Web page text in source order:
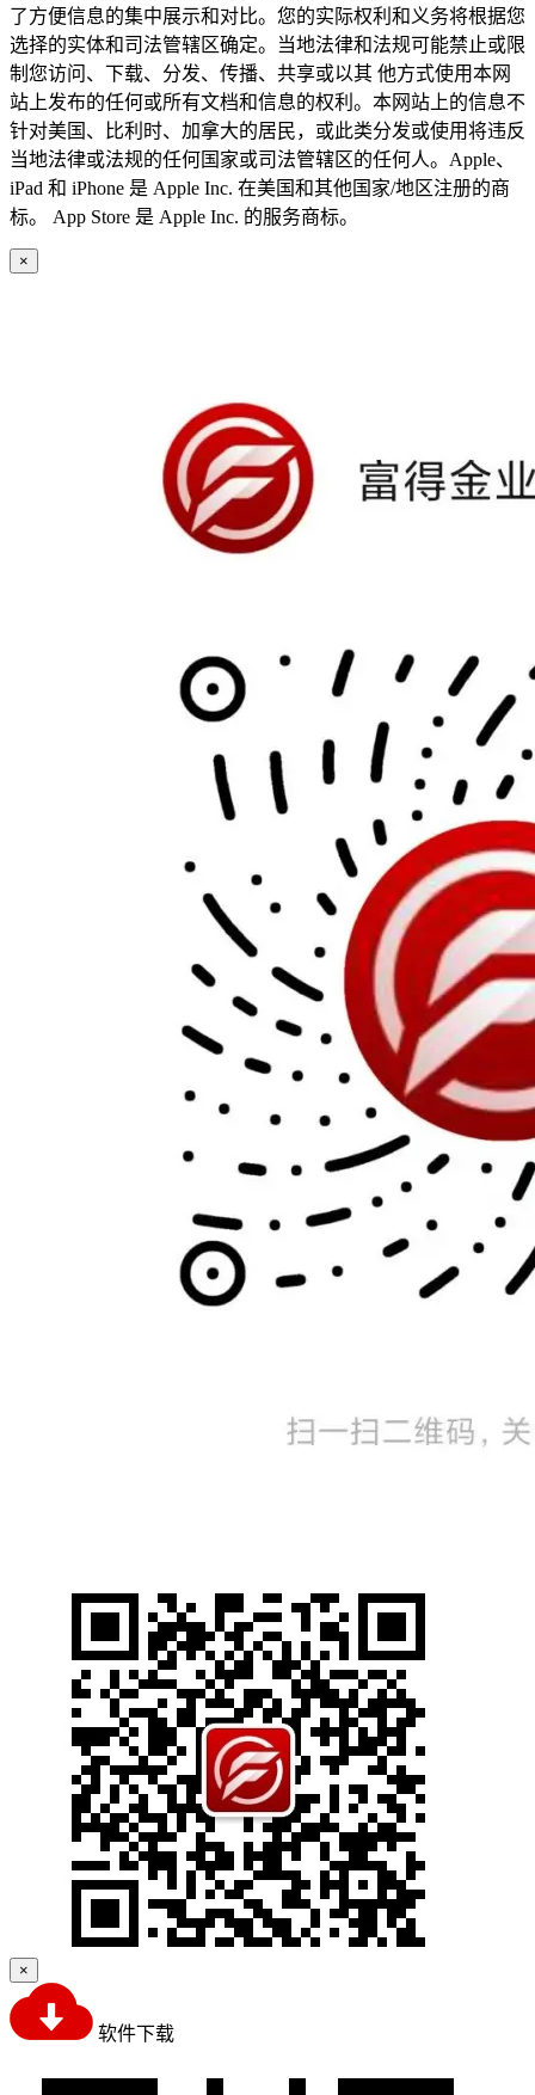
了方便信息的集中展示和对比。您的实际权利和义务将根据您
选择的实体和司法管辖区确定。当地法律和法规可能禁止或限
制您访问、下载、分发、传播、共享或以其 他方式使用本网
站上发布的任何或所有文档和信息的权利。本网站上的信息不
针对美国、比利时、加拿大的居民，或此类分发或使用将违反
当地法律或法规的任何国家或司法管辖区的任何人。Apple、
iPad 和 iPhone 是 Apple Inc. 在美国和其他国家/地区注册的商
标。 App Store 是 Apple Inc. 的服务商标。
×
×
软件下载